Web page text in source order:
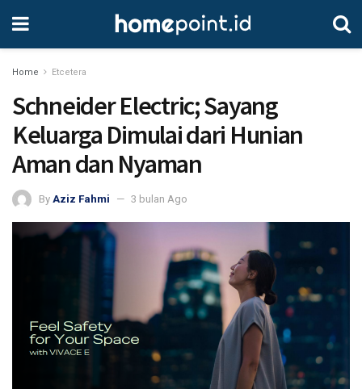
Home Etcetera
Schneider Electric; Sayang
Keluarga Dimulai dari Hunian
Aman dan Nyaman
By Aziz Fahmi 3 bulan Ago